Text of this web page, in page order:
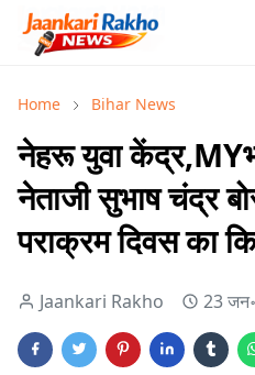
Home Bihar News
नेहरू युवा
नेताजी सुभाष चंद्र
पराक्रम दिवस का
Jaankari Rakho 23